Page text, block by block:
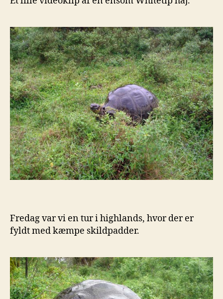
Fredag var vi en tur i highlands, hvor der er
fyldt med kæmpe skildpadder.